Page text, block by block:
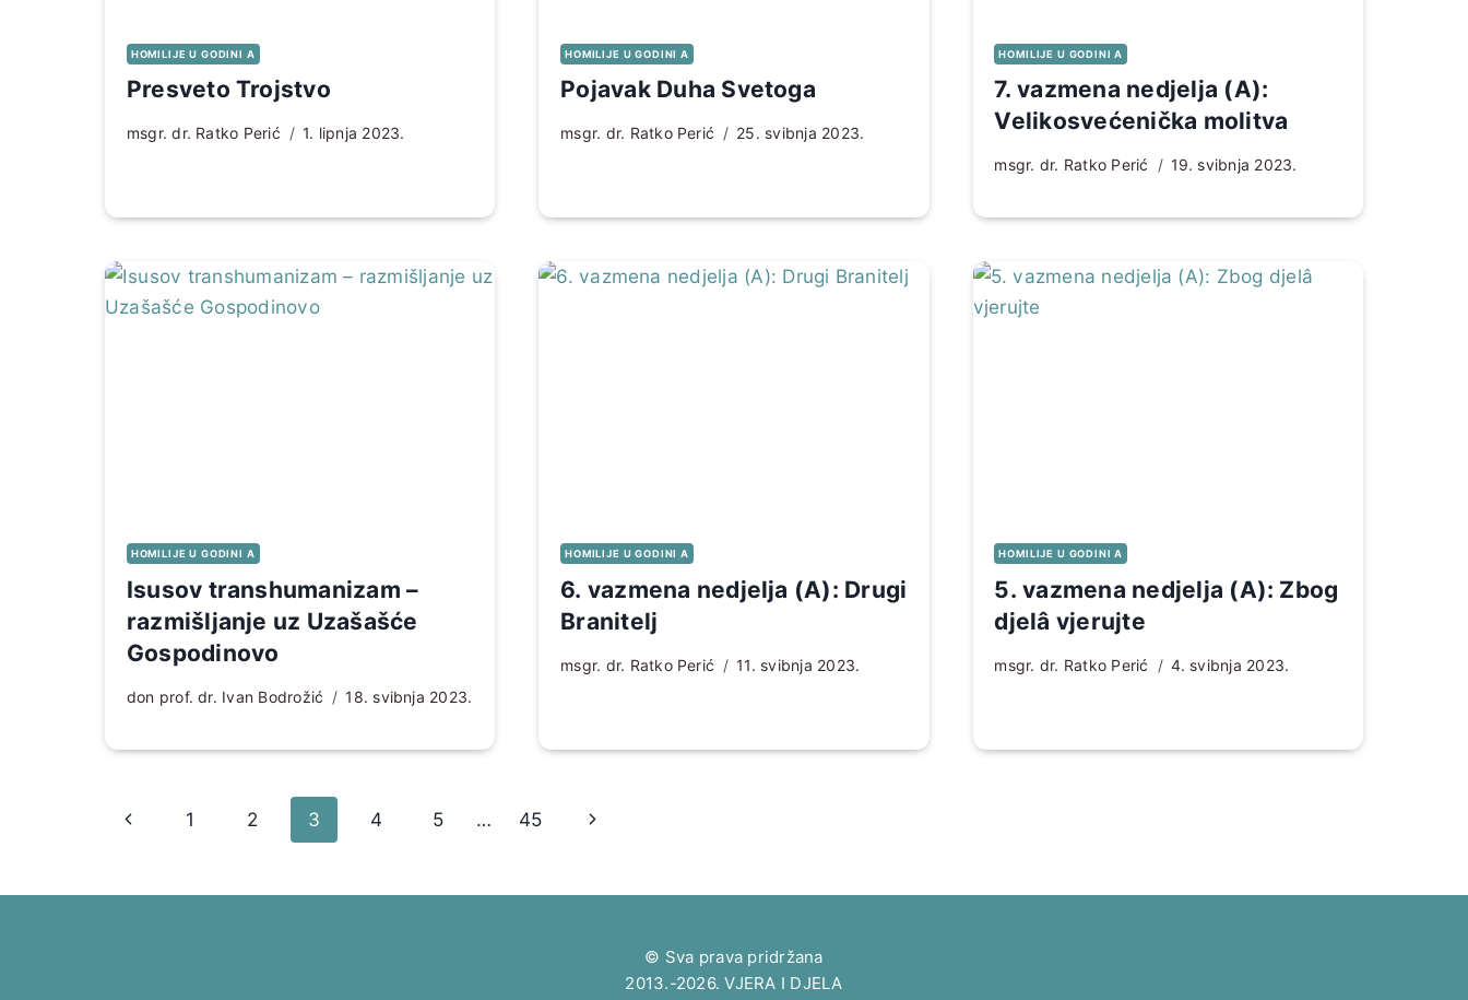
HOMILIJE U GODINI A
Presveto Trojstvo
msgr. dr. Ratko Perić 1. lipnja 2023.
HOMILIJE U GODINI A
Pojavak Duha Svetoga
msgr. dr. Ratko Perić 25. svibnja 2023.
HOMILIJE U GODINI A
7. vazmena nedjelja (A):
Velikosvećenička molitva
msgr. dr. Ratko Perić 19. svibnja 2023.
HOMILIJE U GODINI A
Isusov transhumanizam –
razmišljanje uz Uzašašće
Gospodinovo
don prof. dr. Ivan Bodrožić 18. svibnja 2023.
HOMILIJE U GODINI A
6. vazmena nedjelja (A): Drugi
Branitelj
msgr. dr. Ratko Perić 11. svibnja 2023.
HOMILIJE U GODINI A
5. vazmena nedjelja (A): Zbog
djelâ vjerujte
msgr. dr. Ratko Perić 4. svibnja 2023.
Page
Prethodna
1 2 3 4 5 … 45
Sljedeća
© Sva prava pridržana
2013.-2026. VJERA I DJELA